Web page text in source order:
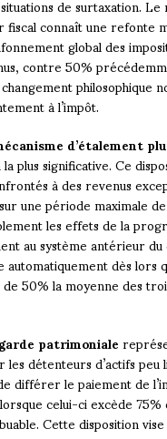
connaît une refonte
global des
contre 50%
philosophique
à l’impôt.
d’étalement
plus significative. Ce
à des revenus
une période maximale
les effets de la
au système antérieur
automatiquement dès
50% la moyenne des
patrimoniale
détenteurs d’actifs peu
différer le paiement de
celui-ci excède
Cette disposition vise